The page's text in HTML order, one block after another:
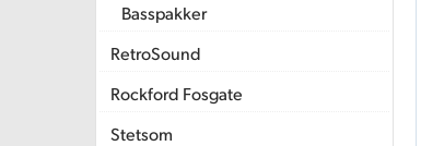
Basspakker
RetroSound
Rockford Fosgate
Stetsom